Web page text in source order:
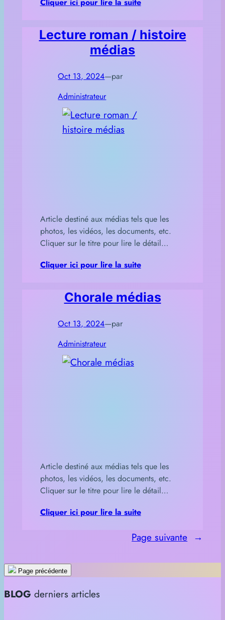
Lecture roman / histoire
médias
Oct 13, 2024—par
Administrateur
Article destiné aux médias tels que les
photos, les vidéos, les documents, etc.
Cliquer sur le titre pour lire le détail…
Cliquer ici pour lire la suite
Chorale médias
Oct 13, 2024—par
Administrateur
Article destiné aux médias tels que les
photos, les vidéos, les documents, etc.
Cliquer sur le titre pour lire le détail…
Cliquer ici pour lire la suite
Page suivante →
Page précédente
BLOG derniers articles